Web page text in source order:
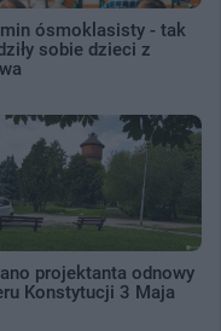
ósmoklasisty - tak
sobie dzieci z
projektanta odnowy
Konstytucji 3 Maja